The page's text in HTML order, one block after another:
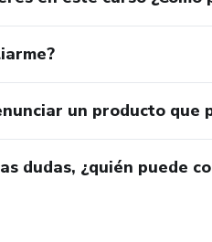
un producto que
dudas, ¿quién puede